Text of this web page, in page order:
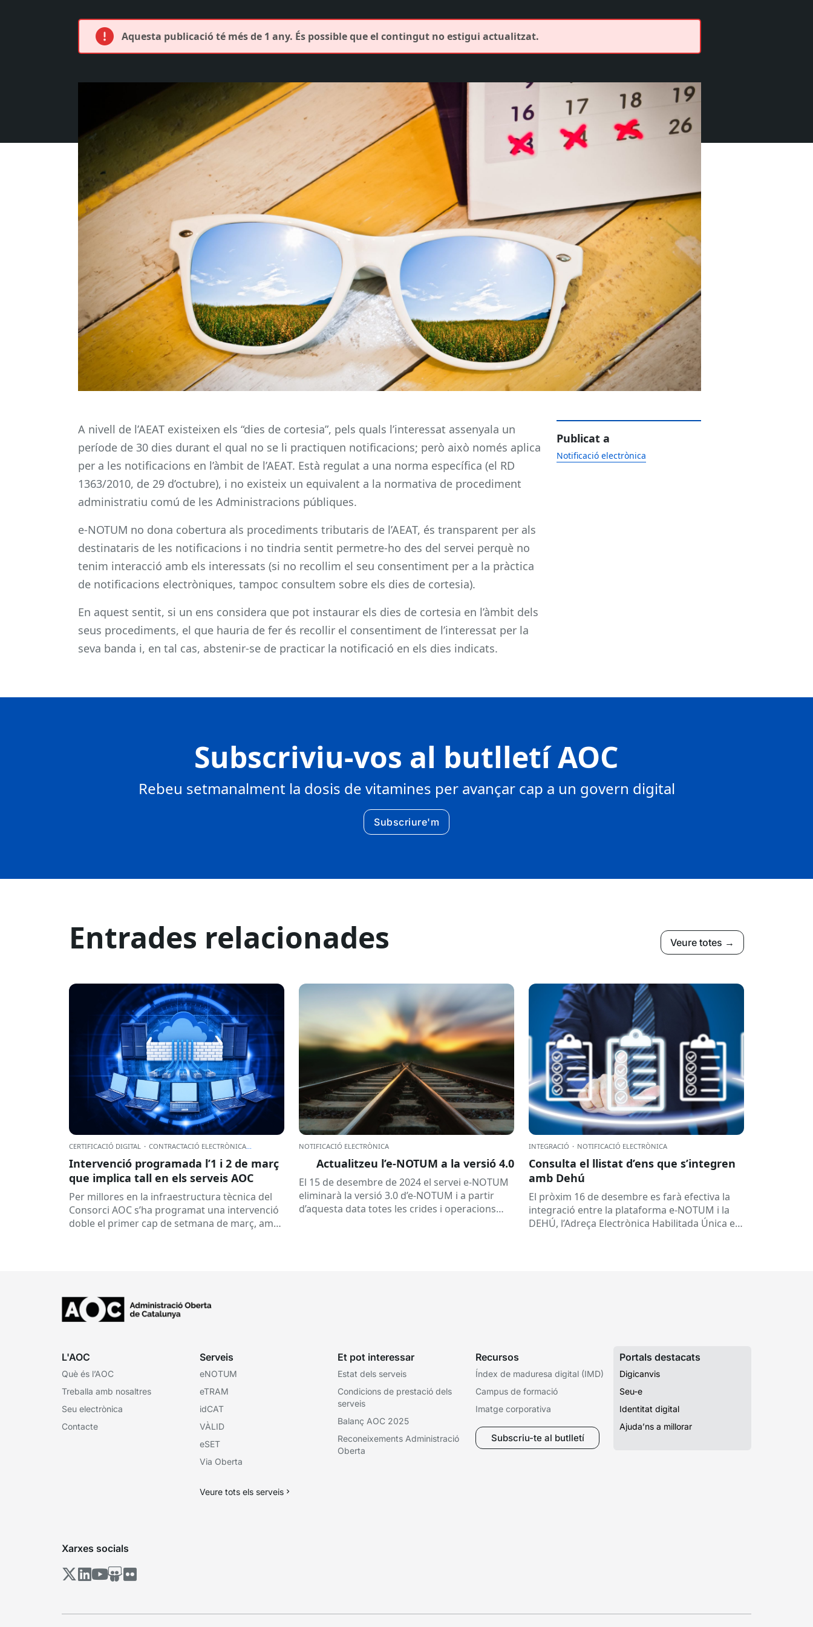
Aquesta publicació té més de 1 any. És possible que el contingut no estigui actualitzat.
A nivell de l’AEAT existeixen els “dies de cortesia”, pels quals l’interessat assenyala un
període de 30 dies durant el qual no se li practiquen notificacions; però això només aplica
per a les notificacions en l’àmbit de l’AEAT. Està regulat a una norma específica (el RD
1363/2010, de 29 d’octubre), i no existeix un equivalent a la normativa de procediment
administratiu comú de les Administracions públiques.
e-NOTUM no dona cobertura als procediments tributaris de l’AEAT, és transparent per als
destinataris de les notificacions i no tindria sentit permetre-ho des del servei perquè no
tenim interacció amb els interessats (si no recollim el seu consentiment per a la pràctica
de notificacions electròniques, tampoc consultem sobre els dies de cortesia).
En aquest sentit, si un ens considera que pot instaurar els dies de cortesia en l’àmbit dels
seus procediments, el que hauria de fer és recollir el consentiment de l’interessat per la
seva banda i, en tal cas, abstenir-se de practicar la notificació en els dies indicats.
Publicat a
Notificació electrònica
Subscriviu-vos al butlletí AOC
Rebeu setmanalment la dosis de vitamines per avançar cap a un govern digital
Subscriure'm
Entrades relacionades Veure totes →
CERTIFICACIÓ DIGITAL · CONTRACTACIÓ ELECTRÒNICA
Intervenció programada l’1 i 2 de març
que implica tall en els serveis AOC
Per millores en la infraestructura tècnica del
Consorci AOC s’ha programat una intervenció
doble el primer cap de setmana de març, amb
NOTIFICACIÓ ELECTRÒNICA
Actualitzeu l’e-NOTUM a la versió 4.0
El 15 de desembre de 2024 el servei e-NOTUM
eliminarà la versió 3.0 d’e-NOTUM i a partir
d’aquesta data totes les crides i operacions
INTEGRACIÓ · NOTIFICACIÓ ELECTRÒNICA
Consulta el llistat d’ens que s’integren
amb Dehú
El pròxim 16 de desembre es farà efectiva la
integració entre la plataforma e-NOTUM i la
DEHÚ, l’Adreça Electrònica Habilitada Única en
L'AOC
Què és l’AOC
Treballa amb nosaltres
Seu electrònica
Contacte
Serveis
eNOTUM
eTRAM
idCAT
VÀLID
eSET
Via Oberta
Veure tots els serveis
Et pot interessar
Estat dels serveis
Condicions de prestació dels
serveis
Balanç AOC 2025
Reconeixements Administració
Oberta
Recursos
Índex de maduresa digital (IMD)
Campus de formació
Imatge corporativa
Subscriu-te al butlletí
Portals destacats
Digicanvis
Seu-e
Identitat digital
Ajuda’ns a millorar
Xarxes socials